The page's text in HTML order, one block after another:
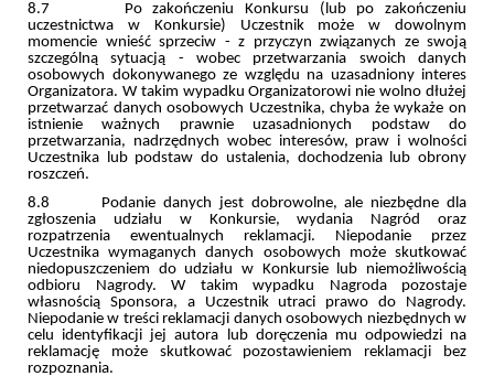
8.7 Po zakończeniu Konkursu (lub po zakończeniu
uczestnictwa w Konkursie) Uczestnik może w dowolnym
momencie wnieść sprzeciw - z przyczyn związanych ze swoją
szczególną sytuacją - wobec przetwarzania swoich danych
osobowych dokonywanego ze względu na uzasadniony interes
Organizatora. W takim wypadku Organizatorowi nie wolno dłużej
przetwarzać danych osobowych Uczestnika, chyba że wykaże on
istnienie ważnych prawnie uzasadnionych podstaw do
przetwarzania, nadrzędnych wobec interesów, praw i wolności
Uczestnika lub podstaw do ustalenia, dochodzenia lub obrony
roszczeń.
8.8 Podanie danych jest dobrowolne, ale niezbędne dla
zgłoszenia udziału w Konkursie, wydania Nagród oraz
rozpatrzenia ewentualnych reklamacji. Niepodanie przez
Uczestnika wymaganych danych osobowych może skutkować
niedopuszczeniem do udziału w Konkursie lub niemożliwością
odbioru Nagrody. W takim wypadku Nagroda pozostaje
własnością Sponsora, a Uczestnik utraci prawo do Nagrody.
Niepodanie w treści reklamacji danych osobowych niezbędnych w
celu identyfikacji jej autora lub doręczenia mu odpowiedzi na
reklamację może skutkować pozostawieniem reklamacji bez
rozpoznania.